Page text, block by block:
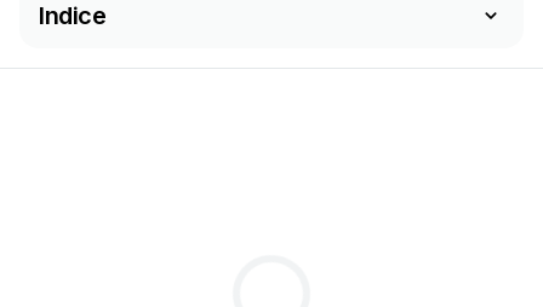
Indice